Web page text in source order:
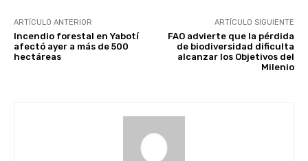
ARTÍCULO ANTERIOR
Incendio forestal en Yabotí
afectó ayer a más de 500
hectáreas
ARTÍCULO SIGUIENTE
FAO advierte que la pérdida
de biodiversidad dificulta
alcanzar los Objetivos del
Milenio